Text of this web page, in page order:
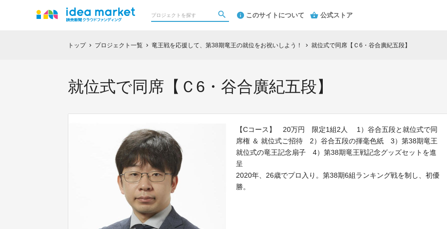
このサイトについて 公式ストア
トップ chevron_right プロジェクト一覧 chevron_right 竜王戦を応援して、第38期竜王の就位をお祝いしよう！ chevron_right 就位式で同席【Ｃ6・谷合廣紀五段】
就位式で同席【Ｃ6・谷合廣紀五段】
【Cコース】 20万円 限定1組2人 1）谷合五段と就位式で同
席権 ＆ 就位式ご招待 2）谷合五段の揮毫色紙 3）第38期竜王
就位式の竜王記念扇子 4）第38期竜王戦記念グッズセットを進
2020年、26歳でプロ入り。第38期6組ランキング戦を制し、初優
勝。